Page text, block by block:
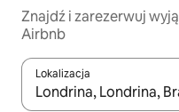
Znajdź i zarezerwuj
Airbnb
Lokalizacja
Gdy wyniki będą